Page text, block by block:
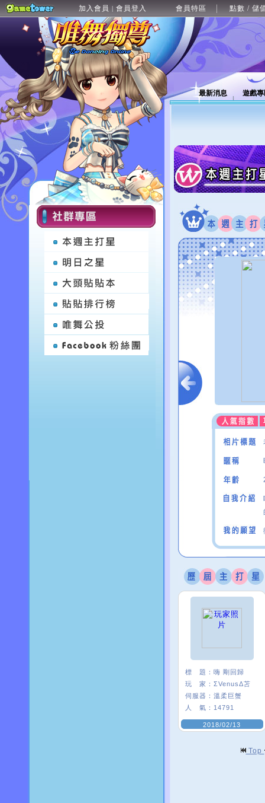
加入會員 | 會員登入 會員特區 點數 / 儲
最新消息 遊戲
標 題： 嗨 剛回歸
玩 家： ΣVenusΔ苫
伺服器： 溫柔巨蟹
人 氣： 14791
2018/02/13
Top